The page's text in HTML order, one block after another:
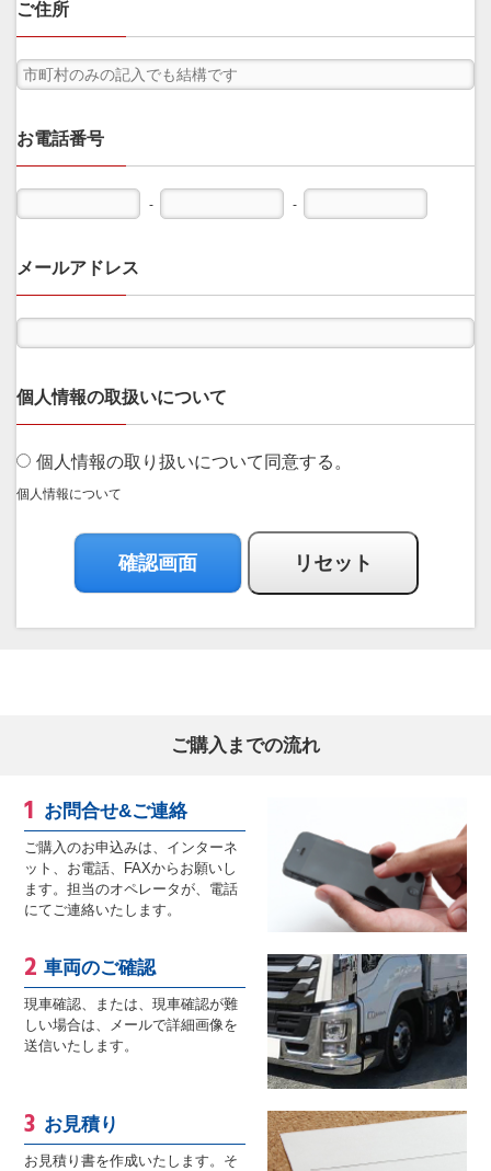
ご住所
お電話番号
- -
メールアドレス
個人情報の取扱いについて
個人情報の取り扱いについて同意する。
個人情報について
ご購入までの流れ
お問合せ&ご連絡
ご購入のお申込みは、インターネ
ット、お電話、FAXからお願いし
ます。担当のオペレータが、電話
にてご連絡いたします。
車両のご確認
現車確認、または、現車確認が難
しい場合は、メールで詳細画像を
送信いたします。
お見積り
お見積り書を作成いたします。そ